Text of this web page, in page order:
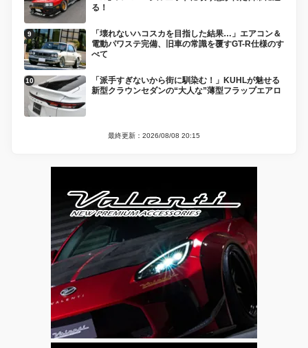
る！
「壊れないハコスカを目指した結果…」エアコン＆
電動パワステ完備、旧車の常識を覆すGT-R仕様のす
べて
「派手すぎないから街に馴染む！」KUHLが魅せる
新型クラウンセダンの“大人な”薄型フラップエアロ
最終更新：2026/08/08 20:15